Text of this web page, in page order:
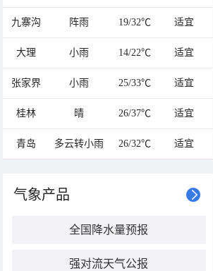
九寨沟 阵雨 19/32℃ 适宜
大理 小雨 14/22℃ 适宜
张家界 小雨 25/33℃ 适宜
桂林 晴 26/37℃ 适宜
青岛 多云转小雨 26/32℃ 适宜
气象产品
全国降水量预报
强对流天气公报